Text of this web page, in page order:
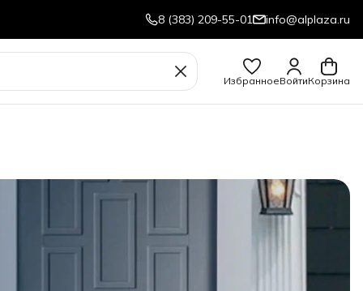
8 (383) 209-55-01 info@alplaza.ru
ИзбранноеВойтиКорзина